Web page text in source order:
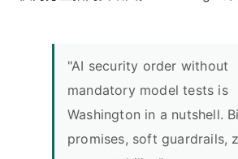
"AI security order without
mandatory model tests is
Washington in a nutshell.
promises, soft guardrails,